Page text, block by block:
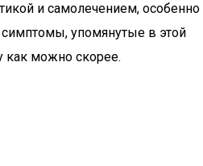
и самолечением, особенно
упомянутые в этой
как можно скорее.